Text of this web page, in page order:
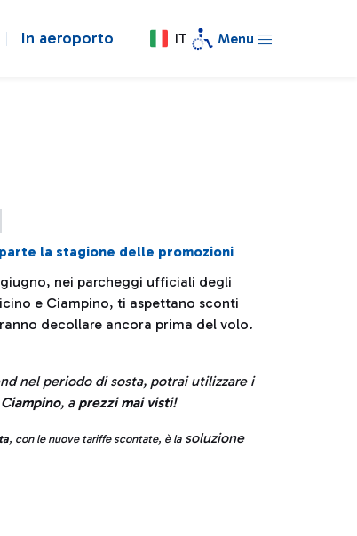
In aeroporto IT Menu
parte la stagione delle promozioni
giugno, nei parcheggi ufficiali degli
e Ciampino, ti aspettano sconti
decollare ancora prima del volo.
nel periodo di sosta, potrai utilizzare i
, a prezzi mai visti!
, con le nuove tariffe scontate, è lasoluzione